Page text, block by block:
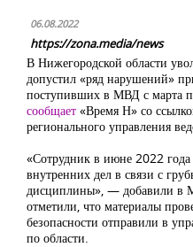
06.08.2022
https://zona.media/news
В Нижегородской области
допустил «ряд нарушений»
поступивших в МВД с марта
сообщает «Время Н» со
регионального управления
«Сотрудник в июне 2022
внутренних дел в связи с
дисциплины», — добавили в
отметили, что материалы
безопасности отправили в
по области.